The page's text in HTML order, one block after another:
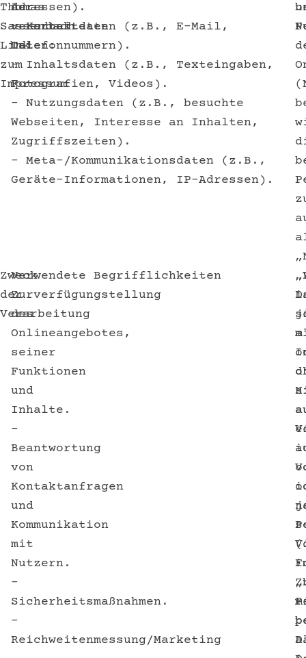
Thomas
Sassenbach
Link
zum
Impressum
der
verarbeiteten
Daten:
Adressen).
– Kontaktdaten (z.B., E-Mail,
Telefonnummern).
– Inhaltsdaten (z.B., Texteingaben,
Fotografien, Videos).
– Nutzungsdaten (z.B., besuchte
Webseiten, Interesse an Inhalten,
Zugriffszeiten).
– Meta-/Kommunikationsdaten (z.B.,
Geräte-Informationen, IP-Adressen).
Zweck
der
Verarbeitung
–
Zurverfügungstellung
des
Onlineangebotes,
seiner
Funktionen
und
Inhalte.
–
Beantwortung
von
Kontaktanfragen
und
Kommunikation
mit
Nutzern.
–
Sicherheitsmaßnahmen.
–
Reichweitenmessung/Marketing
Verwendete Begrifflichkeiten